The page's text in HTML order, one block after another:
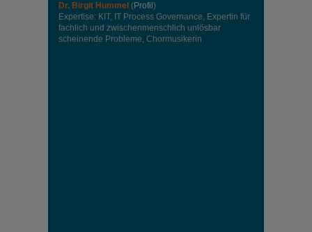
Dr. Birgit Hummel (Profil )
Expertise: KIT, IT Process Governance, Expertin für
fachlich und zwischenmenschlich unlösbar
scheinende Probleme, Chormusikerin